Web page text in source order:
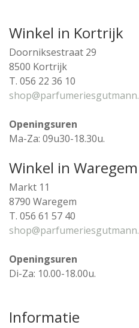
Winkel in Kortrijk
Doorniksestraat 29
8500 Kortrijk
T. 056 22 36 10
Openingsuren
Ma-Za: 09u30-18.30u.
Winkel in Waregem
Markt 11
8790 Waregem
T. 056 61 57 40
Openingsuren
Di-Za: 10.00-18.00u.
Informatie